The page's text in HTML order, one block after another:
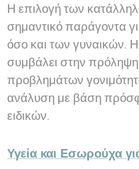
Η επιλογή των
σημαντικό παράγοντα
όσο και των γυναικών.
συμβάλει στην
προβλημάτων
ανάλυση με βάση
ειδικών.
Υγεία και Εσωρούχα